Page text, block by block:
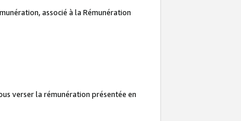
associé à la Rémunération
verser la rémunération présentée en